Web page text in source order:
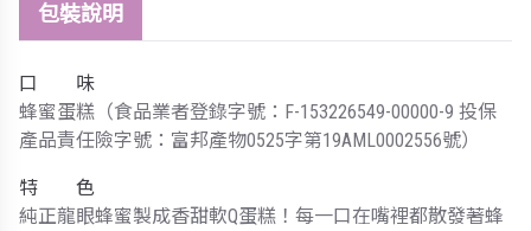
包裝說明
口 味
蜂蜜蛋糕（食品業者登錄字號：F-153226549-00000-9 投保
產品責任險字號：富邦產物0525字第19AML0002556號）
特 色
純正龍眼蜂蜜製成香甜軟Q蛋糕！每一口在嘴裡都散發著蜂